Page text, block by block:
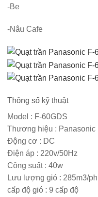
-Be
-Nâu Cafe
Thông số kỹ thuật
Model : F-60GDS
Thương hiệu : Panasonic
Động cơ : DC
Điện áp : 220v/50Hz
Công suất : 40w
Lưu lượng gió : 285m3/
cấp độ gió : 9 cấp độ